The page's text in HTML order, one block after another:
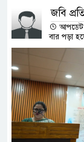
জবি
আপডেট
বার পড়া